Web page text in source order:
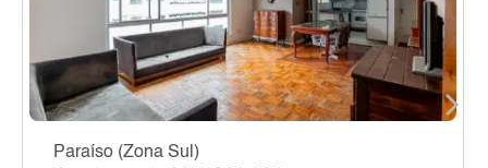
Paraíso (Zona Sul)